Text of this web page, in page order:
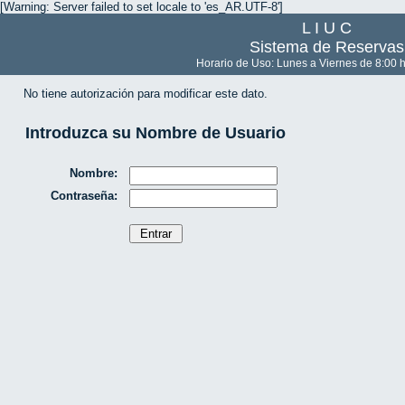
[Warning: Server failed to set locale to 'es_AR.UTF-8']
L I U C
Sistema de Reservas
Horario de Uso: Lunes a Viernes de 8:00
No tiene autorización para modificar este dato.
Introduzca su Nombre de Usuario
Nombre:
Contraseña: